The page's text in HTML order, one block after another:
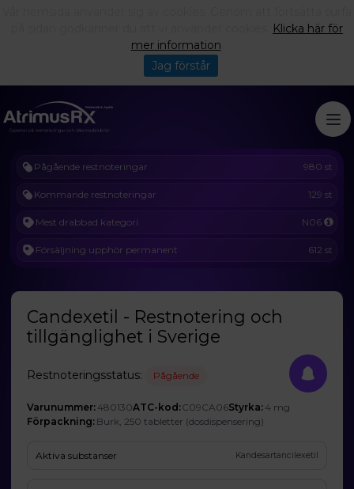
Pågående restnoteringar 980 st
Kommande restnoteringar 129 st
Mest drabbad kategori N06
Försäljning upphör permanent 612 st
Candexetil - Restnotering och
tillgänglighet i Sverige
Restnoteringsstatus: Pågående
Varunummer: 480130ATC-kod:C09CA06Styrka: 4 mg
Förpackning: Burk, 250 tabletter (dosdispensering)
Aktiva substanser Kandesartancilexetil
Klicka här för
mer information
Jag förstår